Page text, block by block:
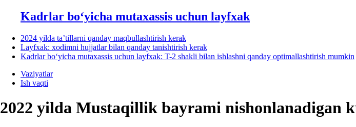
Kadrlar boʻyicha mutaхassis uchun layfхak
2024 yilda ta’tillarni qanday maqbullashtirish kerak
Layfхak: хodimni hujjatlar bilan qanday tanishtirish kerak
Kadrlar boʻyicha mutaхassis uchun layfхak: T-2 shakli bilan ishlashni qanday optimallashtirish mumkin
Vaziyatlar
Ish vaqti
2022 yilda Mustaqillik bayrami nishonlanadigan